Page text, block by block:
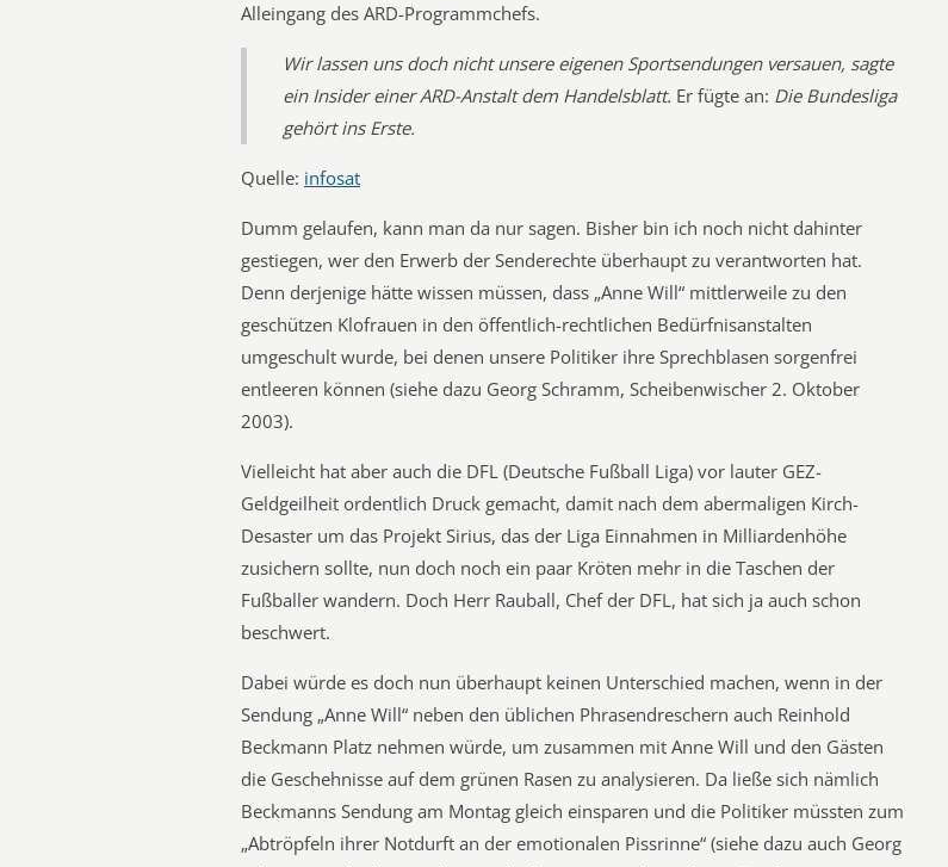
Alleingang des ARD-Programmchefs.
Wir lassen uns doch nicht unsere eigenen Sportsendungen versauen, sagte
ein Insider einer ARD-Anstalt dem Handelsblatt. Er fügte an: Die Bundesliga
gehört ins Erste.
Quelle: infosat
Dumm gelaufen, kann man da nur sagen. Bisher bin ich noch nicht dahinter
gestiegen, wer den Erwerb der Senderechte überhaupt zu verantworten hat.
Denn derjenige hätte wissen müssen, dass „Anne Will“ mittlerweile zu den
geschützen Klofrauen in den öffentlich-rechtlichen Bedürfnisanstalten
umgeschult wurde, bei denen unsere Politiker ihre Sprechblasen sorgenfrei
entleeren können (siehe dazu Georg Schramm, Scheibenwischer 2. Oktober
2003).
Vielleicht hat aber auch die DFL (Deutsche Fußball Liga) vor lauter GEZ-
Geldgeilheit ordentlich Druck gemacht, damit nach dem abermaligen Kirch-
Desaster um das Projekt Sirius, das der Liga Einnahmen in Milliardenhöhe
zusichern sollte, nun doch noch ein paar Kröten mehr in die Taschen der
Fußballer wandern. Doch Herr Rauball, Chef der DFL, hat sich ja auch schon
beschwert.
Dabei würde es doch nun überhaupt keinen Unterschied machen, wenn in der
Sendung „Anne Will“ neben den üblichen Phrasendreschern auch Reinhold
Beckmann Platz nehmen würde, um zusammen mit Anne Will und den Gästen
die Geschehnisse auf dem grünen Rasen zu analysieren. Da ließe sich nämlich
Beckmanns Sendung am Montag gleich einsparen und die Politiker müssten zum
„Abtröpfeln ihrer Notdurft an der emotionalen Pissrinne“ (siehe dazu auch Georg